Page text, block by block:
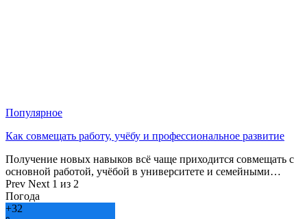
Популярное
Как совмещать работу, учёбу и профессиональное развитие
Получение новых навыков всё чаще приходится совмещать с
основной работой, учёбой в университете и семейными…
Prev Next 1 из 2
Погода
+32